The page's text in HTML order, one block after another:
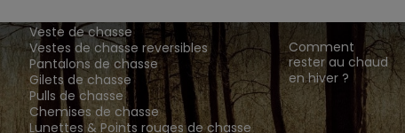
Veste de chasse
Vestes de chasse reversibles
Pantalons de chasse
Gilets de chasse
Pulls de chasse
Chemises de chasse
Lunettes & Points rouges de chasse
Comment
rester au chaud
en hiver ?